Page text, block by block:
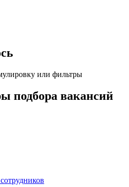
или фильтры
подбора вакансий